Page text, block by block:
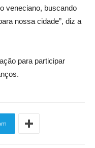
veneciano, buscando
nossa cidade”, diz a
para participar